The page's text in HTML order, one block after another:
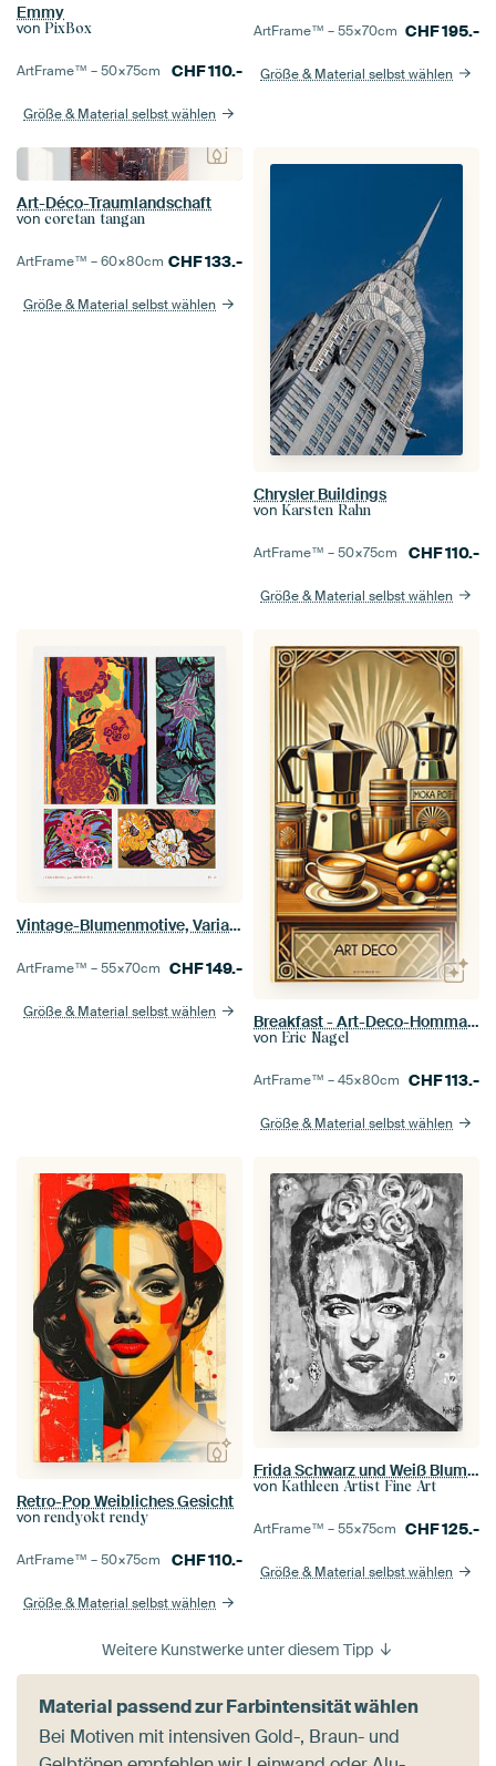
Emmy
von PixBox
ArtFrame™ –50×75cm CHF110.-
Größe & Material selbst wählen
ArtFrame™ –55×70cm CHF195.-
Größe & Material selbst wählen
Art-Déco-Traumlandschaft
von coretan tangan
ArtFrame™ –60×80cm CHF133.-
Größe & Material selbst wählen
Chrysler Buildings
von Karsten Rahn
ArtFrame™ –50×75cm CHF110.-
Größe & Material selbst wählen
Vintage-Blumenmotive, Variationen 16
ArtFrame™ –55×70cm CHF149.-
Größe & Material selbst wählen Breakfast - Art-Deco-Hommage an die Kaffeekultur
von Eric Nagel
ArtFrame™ –45×80cm CHF113.-
Größe & Material selbst wählen
Retro-Pop Weibliches Gesicht
von rendyokt rendy
ArtFrame™ –50×75cm CHF110.-
Größe & Material selbst wählen
Frida Schwarz und Weiß Blumen
von Kathleen Artist Fine Art
ArtFrame™ –55×75cm CHF125.-
Größe & Material selbst wählen
Weitere Kunstwerke unter diesem Tipp
Material passend zur Farbintensität wählen
Bei Motiven mit intensiven Gold-, Braun- und